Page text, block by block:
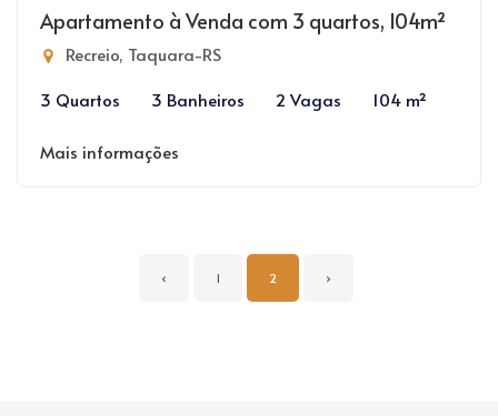
Apartamento à Venda com 3 quartos, 104m²
Recreio, Taquara-RS
3 Quartos
3 Banheiros 2 Vagas 104 m²
Mais informações
‹ 1 2 ›